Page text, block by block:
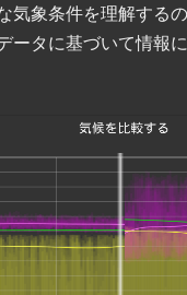
気象条件を理解する
タに基づいて情報